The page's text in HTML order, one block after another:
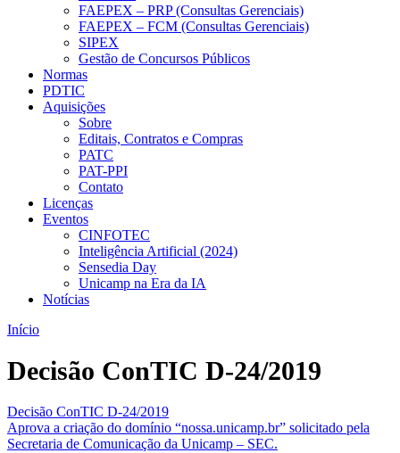
FAEPEX – PRP (Consultas Gerenciais)
FAEPEX – FCM (Consultas Gerenciais)
SIPEX
Gestão de Concursos Públicos
Normas
PDTIC
Aquisições
Sobre
Editais, Contratos e Compras
PATC
PAT-PPI
Contato
Licenças
Eventos
CINFOTEC
Inteligência Artificial (2024)
Sensedia Day
Unicamp na Era da IA
Notícias
Início
Decisão ConTIC D-24/2019
Decisão ConTIC D-24/2019
Aprova a criação do domínio “nossa.unicamp.br” solicitado pela
Secretaria de Comunicação da Unicamp – SEC.